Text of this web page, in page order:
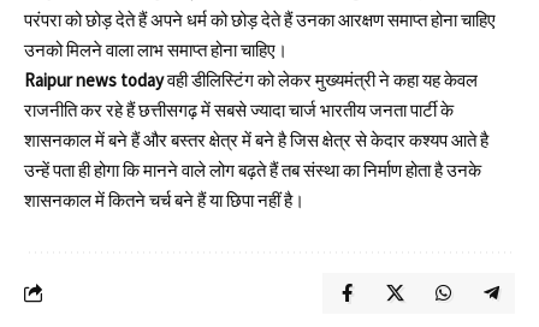
परंपरा को छोड़ देते हैं अपने धर्म को छोड़ देते हैं उनका आरक्षण समाप्त होना चाहिए
उनको मिलने वाला लाभ समाप्त होना चाहिए।
Raipur news todayवही डीलिस्टिंग को लेकर मुख्यमंत्री ने कहा यह केवल
राजनीति कर रहे हैं छत्तीसगढ़ में सबसे ज्यादा चार्ज भारतीय जनता पार्टी के
शासनकाल में बने हैं और बस्तर क्षेत्र में बने है जिस क्षेत्र से केदार कश्यप आते है
उन्हें पता ही होगा कि मानने वाले लोग बढ़ते हैं तब संस्था का निर्माण होता है उनके
शासनकाल में कितने चर्च बने हैं या छिपा नहीं है।